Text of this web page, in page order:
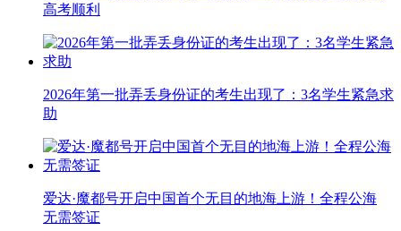
高考顺利
2026年第一批弄丢身份证的考生出现了：3名学生紧急求
助
爱达·魔都号开启中国首个无目的地海上游！全程公海
无需签证